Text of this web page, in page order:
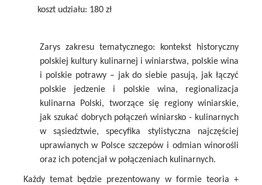
koszt udziału: 180 zł
Zarys zakresu tematycznego: kontekst historyczny
polskiej kultury kulinarnej i winiarstwa, polskie wina
i polskie potrawy – jak do siebie pasują, jak łączyć
polskie jedzenie i polskie wina, regionalizacja
kulinarna Polski, tworzące się regiony winiarskie,
jak szukać dobrych połączeń winiarsko - kulinarnych
w sąsiedztwie, specyfika stylistyczna najczęściej
uprawianych w Polsce szczepów i odmian winorośli
oraz ich potencjał w połączeniach kulinarnych.
Każdy temat będzie prezentowany w formie teoria +